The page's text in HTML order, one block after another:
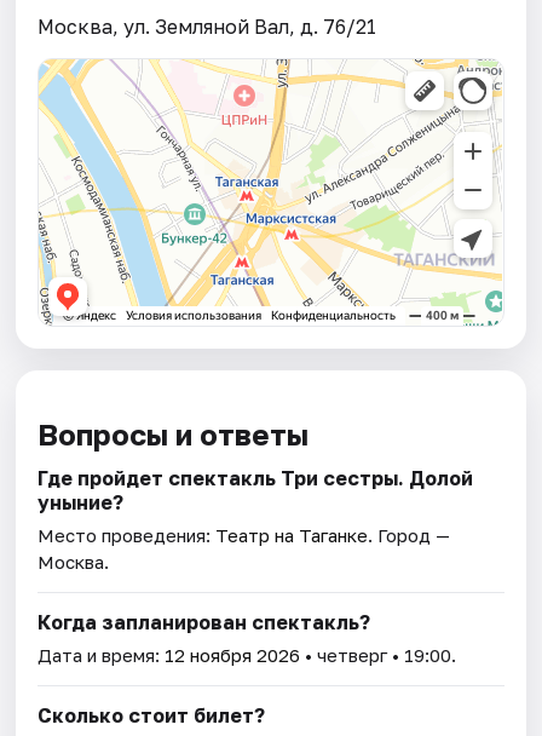
Москва, ул. Земляной Вал, д. 76/21
Вопросы и ответы
Где пройдет спектакль Три сестры. Долой
уныние?
Место проведения: Театр на Таганке. Город —
Москва.
Когда запланирован спектакль?
Дата и время: 12 ноября 2026 • четверг • 19:00.
Сколько стоит билет?